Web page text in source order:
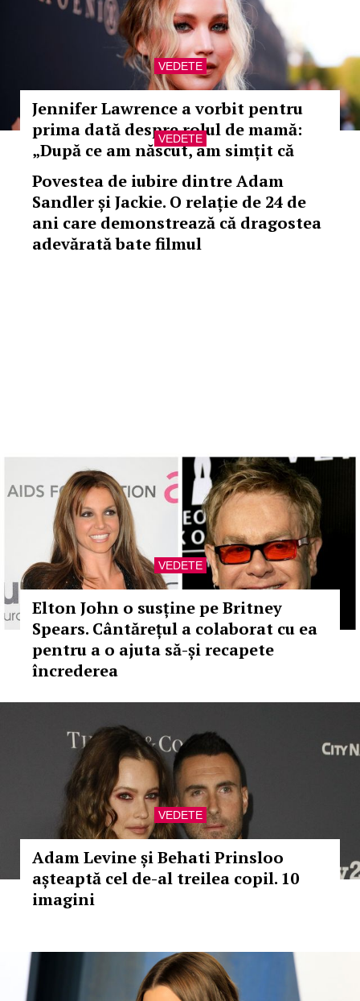
VEDETE
Jennifer Lawrence a vorbit pentru
prima dată despre rolul de mamă:
„După ce am născut, am simțit că
viața mea a început de la capăt”
VEDETE
Povestea de iubire dintre Adam
Sandler și Jackie. O relație de 24 de
ani care demonstrează că dragostea
adevărată bate filmul
VEDETE
Elton John o susține pe Britney
Spears. Cântărețul a colaborat cu ea
pentru a o ajuta să-și recapete
încrederea
VEDETE
Adam Levine și Behati Prinsloo
așteaptă cel de-al treilea copil. 10
imagini